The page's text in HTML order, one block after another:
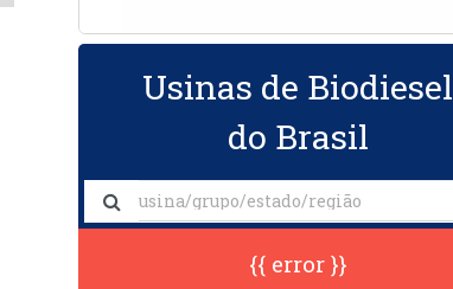
Usinas de Biodiesel
do Brasil
{{ error }}